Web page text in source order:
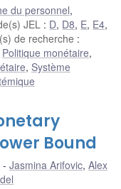
du personnel,
JEL : D, D8, E, E4,
de recherche :
Politique monétaire,
, Système
Bound
Jasmina Arifovic, Alex